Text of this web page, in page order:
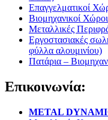
Επαγγελματικοί
Βιομηχανικοί Χώροι
Μεταλλικές
Εργοστασιακές
φύλλα αλουμινίου)
Πατάρια –
Επικοινωνία:
METAL